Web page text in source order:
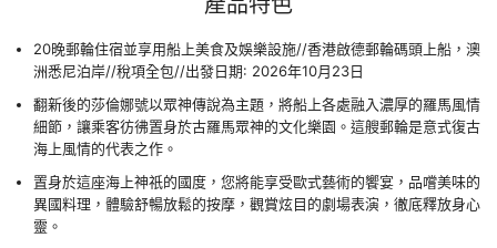
20晚郵輪住宿並享用船上美食及娛樂設施//香港啟德郵輪碼頭上船，澳
洲悉尼泊岸//稅項全包//出發日期: 2026年10月23日
翻新後的莎倫娜號以眾神傳說為主題，將船上各處融入濃厚的羅馬風情
細節，讓乘客彷彿置身於古羅馬眾神的文化樂園。這艘郵輪是意式復古
海上風情的代表之作。
置身於這座海上神祇的國度，您將能享受歐式藝術的饗宴，品嚐美味的
異國料理，體驗舒暢放鬆的按摩，觀賞炫目的劇場表演，徹底釋放身心
靈。